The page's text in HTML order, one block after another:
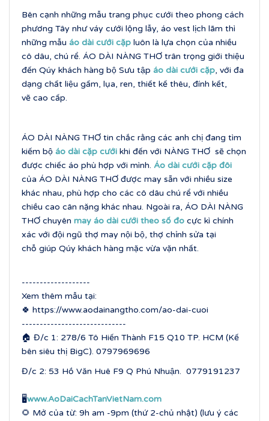
Bên cạnh những mẫu trang phục cưới theo phong cách
phương Tây như váy cưới lộng lẫy, áo vest lịch lãm thì
những mẫu áo dài cưới cặp luôn là lựa chọn của nhiều
cô dâu, chú rể. ÁO DÀI NÀNG THƠ trân trọng giới thiệu
đến Qúy khách hàng bộ Sưu tập áo dài cưới cặp, với đa
dạng chất liệu gấm, lụa, ren, thiết kế thêu, đính kết,
vẽ cao cấp.
ÁO DÀI NÀNG THƠ tin chắc rằng các anh chị đang tìm
kiếm bộ áo dài cặp cưới khi đến với NÀNG THƠ sẽ chọn
được chiếc áo phù hợp với mình. Áo dài cưới cặp đôi
của ÁO DÀI NÀNG THƠ được may sẵn với nhiều size
khác nhau, phù hợp cho các cô dâu chú rể với nhiều
chiều cao cân nặng khác nhau. Ngoài ra, ÁO DÀI NÀNG
THƠ chuyên may áo dài cưới theo số đo cực kì chính
xác với đội ngũ thợ may nội bộ, thợ chỉnh sửa tại
chỗ giúp Qúy khách hàng mặc vừa vặn nhất.
-------------------
Xem thêm mẫu tại:
🍀 https://www.aodainangtho.com/ao-dai-cuoi
-----------------------------
🏠 Đ/c 1: 278/6 Tô Hiến Thành F15 Q10 TP. HCM (Kế
bên siêu thị BigC). 0797969696
Đ/c 2: 53 Hồ Văn Huê F9 Q Phú Nhuận. 0779191237
🖥www.AoDaiCachTanVietNam.com
🌻 Mở của từ: 9h am -9pm (thứ 2-chủ nhật) (lưu ý các